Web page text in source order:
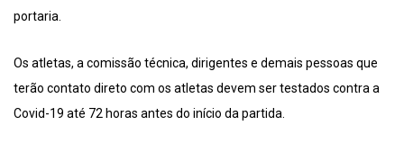
portaria.
Os atletas, a comissão técnica, dirigentes e demais pessoas que
terão contato direto com os atletas devem ser testados contra a
Covid-19 até 72 horas antes do início da partida.